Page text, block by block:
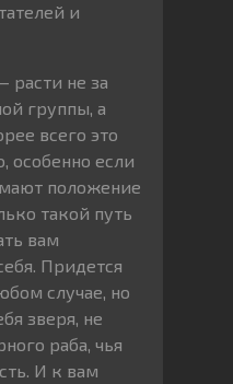
и
расти не за
группы, а
всего это
особенно если
положение
такой путь
вам
Придется
случае, но
зверя, не
раба, чья
И к вам